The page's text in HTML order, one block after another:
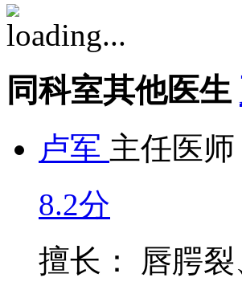
同科室其他医生
卢军 主任医师
8.2分
擅长： 唇腭